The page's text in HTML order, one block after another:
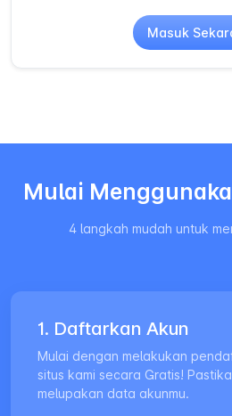
Masuk
Mulai
4 langkah mudah untuk
1. Daftarkan Akun
Mulai dengan melakukan
situs kami secara Gratis!
melupakan data akunmu.